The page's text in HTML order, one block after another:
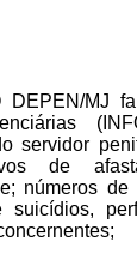
DEPEN/MJ
servidor
de
números de